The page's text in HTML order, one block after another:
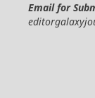
Email for